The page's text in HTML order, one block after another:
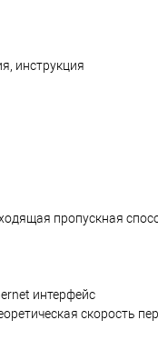
инструкция
пропускная
интерфейс
скорость